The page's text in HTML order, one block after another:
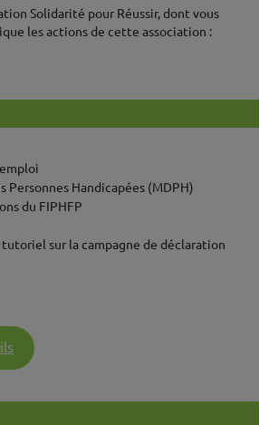
Solidarité pour Réussir, dont vous
les actions de cette association :
Personnes Handicapées (MDPH)
du FIPHFP
sur la campagne de déclaration